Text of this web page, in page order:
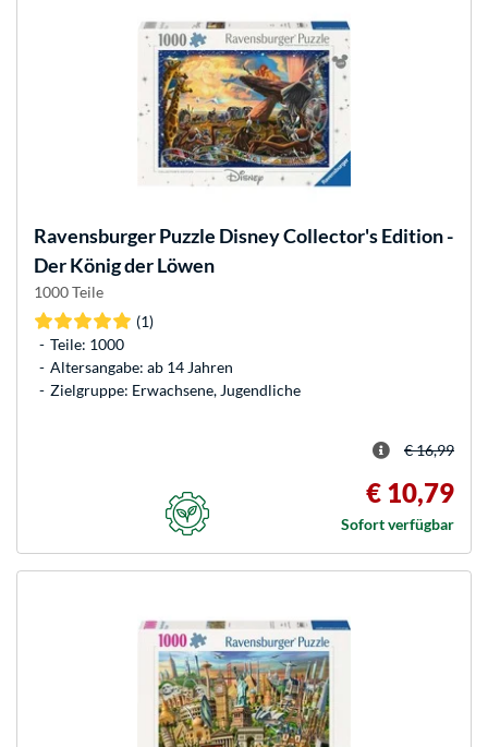
RavensburgerPuzzle Disney Collector's Edition -
Der König der Löwen
1000 Teile
(1)
Teile: 1000
Altersangabe: ab 14 Jahren
Zielgruppe: Erwachsene, Jugendliche
€ 16,99
€ 10,79
Sofort verfügbar